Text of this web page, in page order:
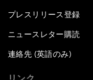
プレスリリース登録
ニュースレター購読
連絡先 (英語のみ)